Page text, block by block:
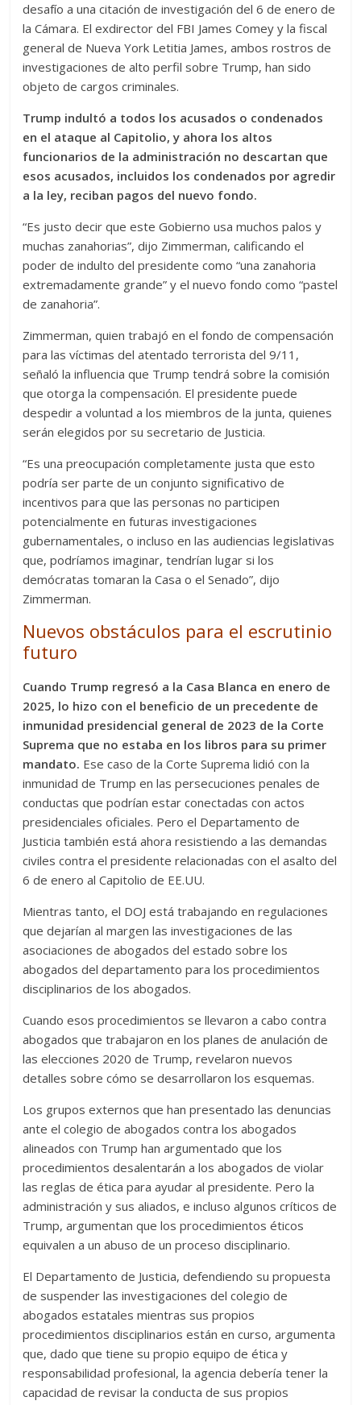
desafío a una citación de investigación del 6 de enero de
la Cámara. El exdirector del FBI James Comey y la fiscal
general de Nueva York Letitia James, ambos rostros de
investigaciones de alto perfil sobre Trump, han sido
objeto de cargos criminales.
Trump indultó a todos los acusados ​​o condenados
en el ataque al Capitolio, y ahora los altos
funcionarios de la administración no descartan que
esos acusados, incluidos los condenados por agredir
a la ley, reciban pagos del nuevo fondo.
“Es justo decir que este Gobierno usa muchos palos y
muchas zanahorias”, dijo Zimmerman, calificando el
poder de indulto del presidente como “una zanahoria
extremadamente grande” y el nuevo fondo como “pastel
de zanahoria”.
Zimmerman, quien trabajó en el fondo de compensación
para las víctimas del atentado terrorista del 9/11,
señaló la influencia que Trump tendrá sobre la comisión
que otorga la compensación. El presidente puede
despedir a voluntad a los miembros de la junta, quienes
serán elegidos por su secretario de Justicia.
“Es una preocupación completamente justa que esto
podría ser parte de un conjunto significativo de
incentivos para que las personas no participen
potencialmente en futuras investigaciones
gubernamentales, o incluso en las audiencias legislativas
que, podríamos imaginar, tendrían lugar si los
demócratas tomaran la Casa o el Senado”, dijo
Zimmerman.
Nuevos obstáculos para el escrutinio
futuro
Cuando Trump regresó a la Casa Blanca en enero de
2025, lo hizo con el beneficio de un precedente de
inmunidad presidencial general de 2023 de la Corte
Suprema que no estaba en los libros para su primer
mandato. Ese caso de la Corte Suprema lidió con la
inmunidad de Trump en las persecuciones penales de
conductas que podrían estar conectadas con actos
presidenciales oficiales. Pero el Departamento de
Justicia también está ahora resistiendo a las demandas
civiles contra el presidente relacionadas con el asalto del
6 de enero al Capitolio de EE.UU.
Mientras tanto, el DOJ está trabajando en regulaciones
que dejarían al margen las investigaciones de las
asociaciones de abogados del estado sobre los
abogados del departamento para los procedimientos
disciplinarios de los abogados.
Cuando esos procedimientos se llevaron a cabo contra
abogados que trabajaron en los planes de anulación de
las elecciones 2020 de Trump, revelaron nuevos
detalles sobre cómo se desarrollaron los esquemas.
Los grupos externos que han presentado las denuncias
ante el colegio de abogados contra los abogados
alineados con Trump han argumentado que los
procedimientos desalentarán a los abogados de violar
las reglas de ética para ayudar al presidente. Pero la
administración y sus aliados, e incluso algunos críticos de
Trump, argumentan que los procedimientos éticos
equivalen a un abuso de un proceso disciplinario.
El Departamento de Justicia, defendiendo su propuesta
de suspender las investigaciones del colegio de
abogados estatales mientras sus propios
procedimientos disciplinarios están en curso, argumenta
que, dado que tiene su propio equipo de ética y
responsabilidad profesional, la agencia debería tener la
capacidad de revisar la conducta de sus propios